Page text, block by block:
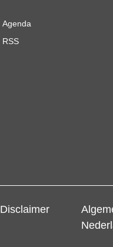
Agenda
RSS
Disclaimer